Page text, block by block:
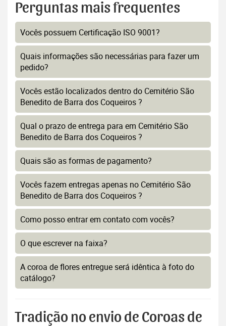
Perguntas mais frequentes
Vocês possuem Certificação ISO 9001?
Quais informações são necessárias para fazer um
pedido?
Vocês estão localizados dentro do Cemitério São
Benedito de Barra dos Coqueiros ?
Qual o prazo de entrega para em Cemitério São
Benedito de Barra dos Coqueiros ?
Quais são as formas de pagamento?
Vocês fazem entregas apenas no Cemitério São
Benedito de Barra dos Coqueiros ?
Como posso entrar em contato com vocês?
O que escrever na faixa?
A coroa de flores entregue será idêntica à foto do
catálogo?
Tradição no envio de Coroas de